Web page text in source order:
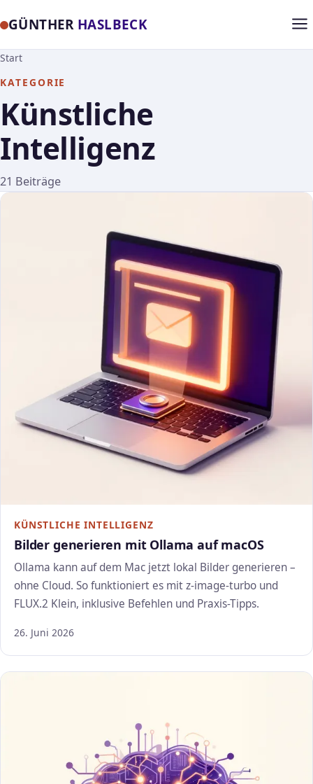
GÜNTHER HASLBECK
Start
KATEGORIE
Künstliche
Intelligenz
21 Beiträge
KÜNSTLICHE INTELLIGENZ
Bilder generieren mit Ollama auf macOS
Ollama kann auf dem Mac jetzt lokal Bilder generieren –
ohne Cloud. So funktioniert es mit z-image-turbo und
FLUX.2 Klein, inklusive Befehlen und Praxis-Tipps.
26. Juni 2026